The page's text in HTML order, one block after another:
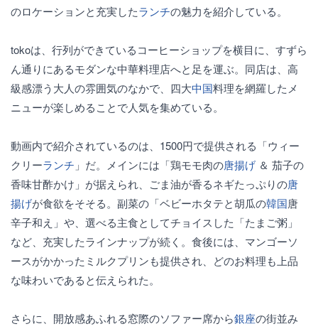
のロケーションと充実したランチの魅力を紹介している。
tokoは、行列ができているコーヒーショップを横目に、すずら
ん通りにあるモダンな中華料理店へと足を運ぶ。同店は、高
級感漂う大人の雰囲気のなかで、四大中国料理を網羅したメ
ニューが楽しめることで人気を集めている。
動画内で紹介されているのは、1500円で提供される「ウィー
クリーランチ 」だ。メインには「鶏モモ肉の唐揚げ ＆ 茄子の
香味甘酢かけ」が据えられ、ごま油が香るネギたっぷりの唐
揚げが食欲をそそる。副菜の「ベビーホタテと胡瓜の韓国唐
辛子和え」や、選べる主食としてチョイスした「たまご粥」
など、充実したラインナップが続く。食後には、マンゴーソ
ースがかかったミルクプリンも提供され、どのお料理も上品
な味わいであると伝えられた。
さらに、開放感あふれる窓際のソファー席から銀座の街並み